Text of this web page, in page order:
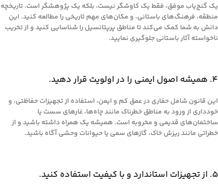
یک گنج‌یاب موفق، فقط یک کاوشگر نیست، بلکه یک پژوهشگر است. تاریخچه
منطقه، فرهنگ‌های باستانی، و مکان‌های مهم تاریخی را مطالعه کنید. این
دانش به شما کمک می‌کند تا مناطق پرپتانسیل را شناسایی کنید و از تخریب
ناخواسته آثار باستانی جلوگیری نمایید.
۴. همیشه اصول ایمنی را در اولویت قرار دهید.
این قانون شامل حفاری در عمق کم و ایمن، استفاده از تجهیزات حفاظتی، و
خودداری از ورود به مناطق خطرناک مانند چاه‌ها، غارهای سست یا
ساختمان‌های قدیمی و مخروبه است. همیشه یک همراه داشته باشید و از
خطراتی مانند ریزش خاک، گازهای سمی یا حیوانات وحشی آگاه باشید.
۵. از تجهیزات استاندارد و با کیفیت استفاده کنید.